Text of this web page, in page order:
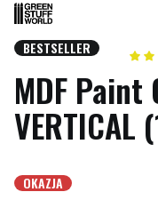
Etykiety
BESTSELLER
MDF Paint
VERTICAL
Etykiety
OKAZJA